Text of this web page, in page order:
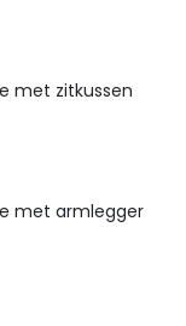
met zitkussen
met armlegger